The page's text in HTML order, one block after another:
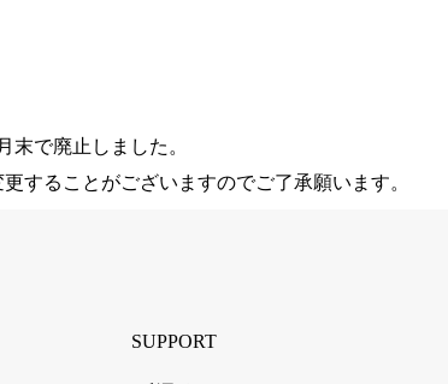
で廃止しました。
することがございますのでご了承願います。
SUPPORT